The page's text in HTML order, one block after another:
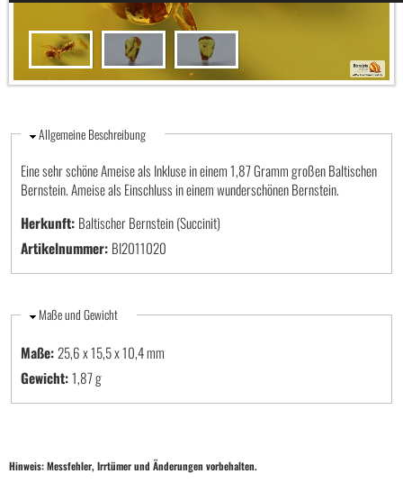
Ausblenden
Allgemeine Beschreibung
Eine sehr schöne Ameise als Inkluse in einem 1,87 Gramm großen Baltischen
Bernstein. Ameise als Einschluss in einem wunderschönen Bernstein.
Herkunft: Baltischer Bernstein (Succinit)
Artikelnummer: BI2011020
Ausblenden
Maße und Gewicht
Maße:25,6 x 15,5 x 10,4
Gewicht:1,87 g
Hinweis: Messfehler, Irrtümer und Änderungen vorbehalten.